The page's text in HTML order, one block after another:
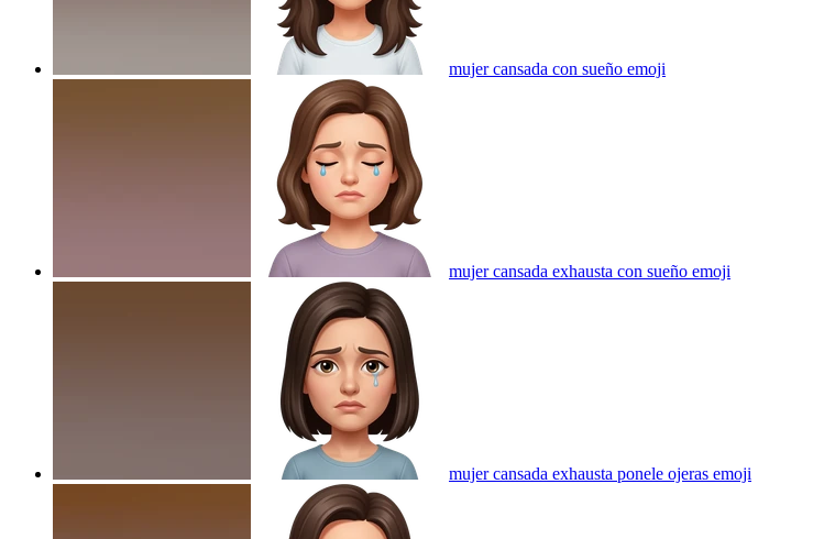
mujer cansada con sueño emoji
mujer cansada exhausta con sueño emoji
mujer cansada exhausta ponele ojeras emoji